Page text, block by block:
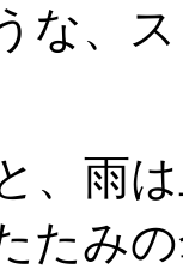
な、
、雨
たみ